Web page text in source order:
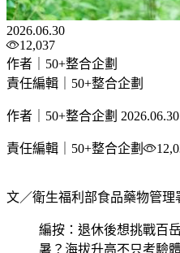
2026.06.30
12,037
作者｜50+整合企劃
責任編輯｜50+整合企劃
作者｜50+整合企劃 2026.06.30
責任編輯｜50+整合企劃
文／衛生福利部食品藥物管理
編按：退休後想挑戰百
暑？海拔升高不只考驗